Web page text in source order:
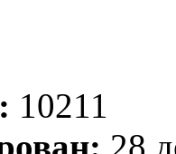
10211